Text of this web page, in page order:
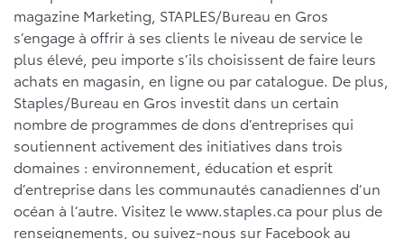
magazine Marketing, STAPLES/Bureau en Gros
s’engage à offrir à ses clients le niveau de service le
plus élevé, peu importe s’ils choisissent de faire leurs
achats en magasin, en ligne ou par catalogue. De plus,
Staples/Bureau en Gros investit dans un certain
nombre de programmes de dons d’entreprises qui
soutiennent activement des initiatives dans trois
domaines : environnement, éducation et esprit
d’entreprise dans les communautés canadiennes d’un
océan à l’autre. Visitez le www.staples.ca pour plus de
renseignements, ou suivez-nous sur Facebook au